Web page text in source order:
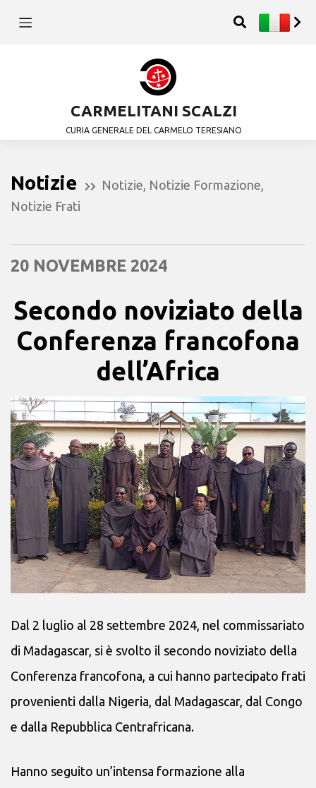
CARMELITANI SCALZI
CURIA GENERALE DEL CARMELO TERESIANO
Notizie Notizie Notizie Formazione
Notizie Frati
20 NOVEMBRE 2024
Secondo noviziato della
Conferenza francofona
dell’Africa
Dal 2 luglio al 28 settembre 2024, nel commissariato
di Madagascar, si è svolto il secondo noviziato della
Conferenza francofona, a cui hanno partecipato frati
provenienti dalla Nigeria, dal Madagascar, dal Congo
e dalla Repubblica Centrafricana.
Hanno seguito un’intensa formazione alla